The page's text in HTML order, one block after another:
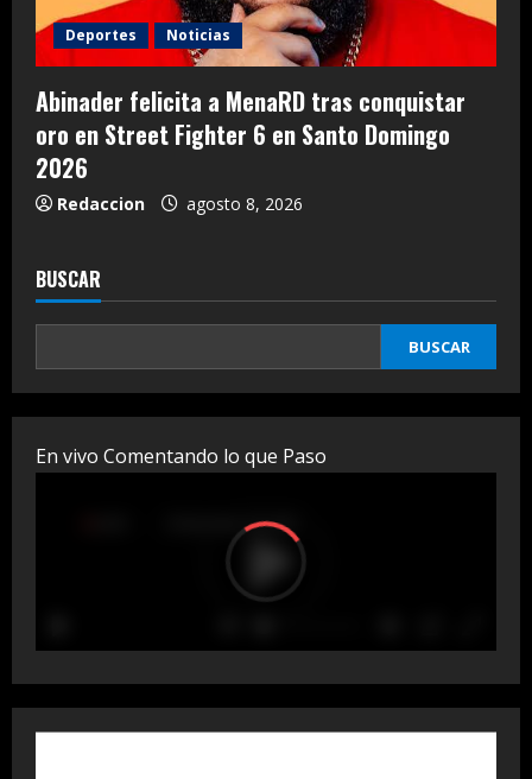
Deportes Noticias
Abinader felicita a MenaRD tras conquistar
oro en Street Fighter 6 en Santo Domingo
2026
Redaccion agosto 8, 2026
BUSCAR
BUSCAR
En vivo Comentando lo que Paso